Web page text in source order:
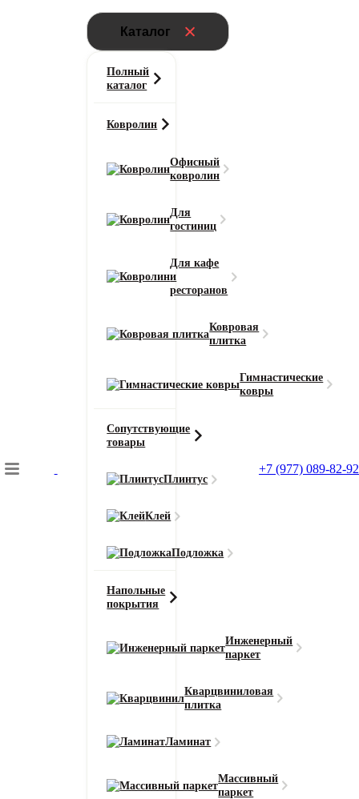
Каталог
Полный
каталог
Ковролин
Офисный
ковролин
Для
гостиниц
Для кафе
и
ресторанов
Ковровая
плитка
Гимнастические
ковры
Сопутствующие
товары
Плинтус
Клей
Подложка
Напольные
покрытия
Инженерный
паркет
Кварцвиниловая
плитка
Ламинат
Массивный
паркет
+7 (977) 089-82-92
Подбор коврового покрытия
для дома / для офиса